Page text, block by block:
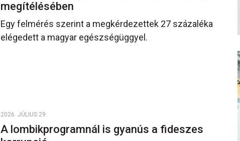
megítélésében
Egy felmérés szerint a megkérdezettek 27 százaléka
elégedett a magyar egészségüggyel.
2026. JÚLIUS 29.
A lombikprogramnál is gyanús a fideszes